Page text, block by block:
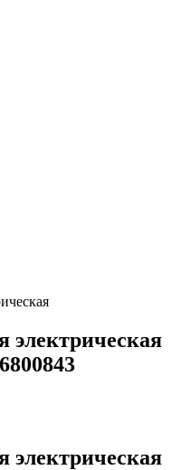
электрическая
электрическая